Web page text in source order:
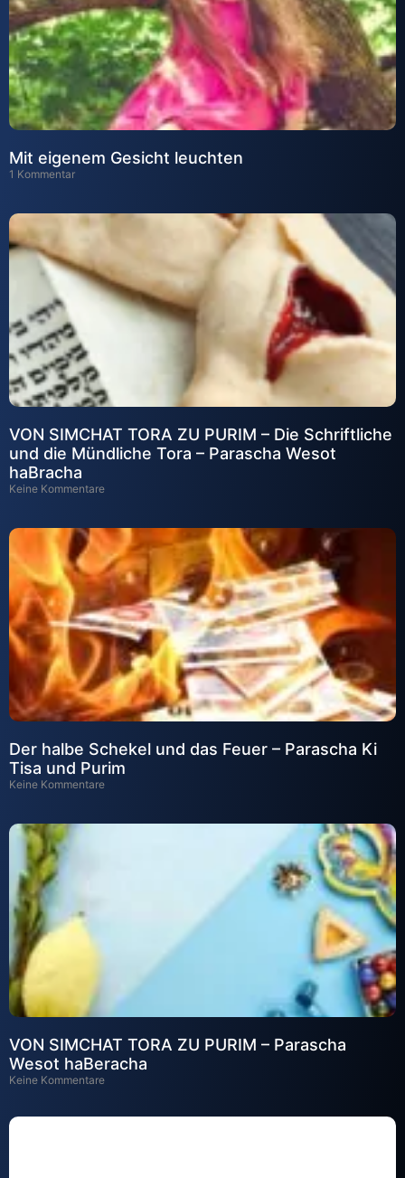
Mit eigenem Gesicht leuchten
1 Kommentar
VON SIMCHAT TORA ZU PURIM – Die Schriftliche
und die Mündliche Tora – Parascha Wesot
haBracha
Keine Kommentare
Der halbe Schekel und das Feuer – Parascha Ki
Tisa und Purim
Keine Kommentare
VON SIMCHAT TORA ZU PURIM – Parascha
Wesot haBeracha
Keine Kommentare